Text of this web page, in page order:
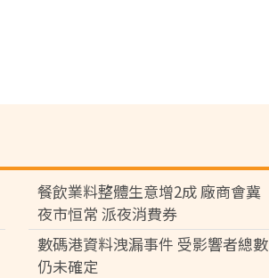
餐飲業料整體生意增2成 廠商會冀
夜市恒常 派夜消費券
數碼港資料洩漏事件 受影響者總數
仍未確定